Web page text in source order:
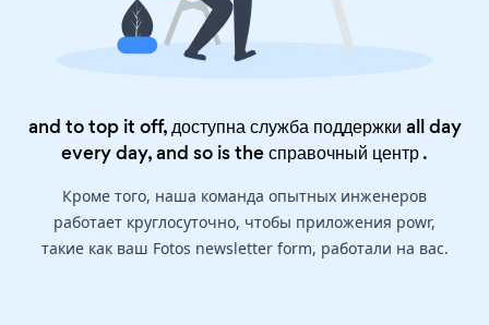
and to top it off, доступна служба поддержки all day
every day, and so is theсправочный центр.
Кроме того, наша команда опытных инженеров
работает круглосуточно, чтобы приложения powr,
такие как ваш Fotos newsletter form, работали на вас.